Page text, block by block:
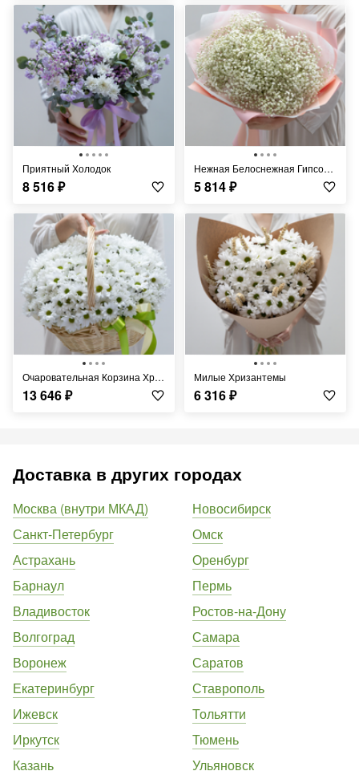
Приятный Холодок
8 516₽
Нежная Белоснежная Гипсофила
5 814₽
Очаровательная Корзина Хризантем
13 646₽
Милые Хризантемы
6 316₽
Доставка в других городах
Москва (внутри МКАД)
Санкт-Петербург
Астрахань
Барнаул
Владивосток
Волгоград
Воронеж
Екатеринбург
Ижевск
Иркутск
Казань
Новосибирск
Омск
Оренбург
Пермь
Ростов-на-Дону
Самара
Саратов
Ставрополь
Тольятти
Тюмень
Ульяновск